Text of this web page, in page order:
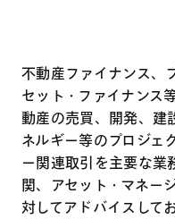
不動産ファイナンス、
セット・ファイナンス
動産の売買、開発、建
ネルギー等のプロジェ
ー関連取引を主要な業
関、アセット・マネー
対してアドバイスして